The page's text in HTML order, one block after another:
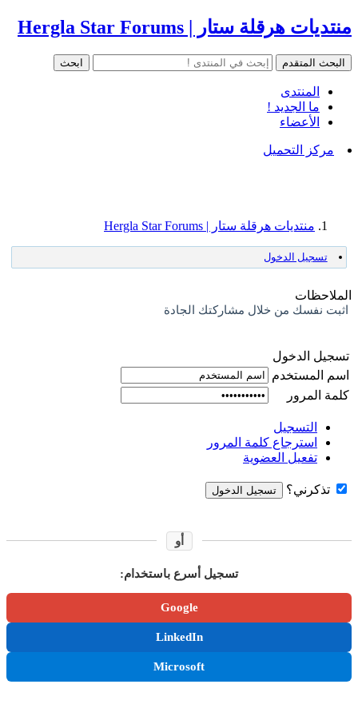
منتديات هرقلة ستار | Hergla Star Forums
المنتدى
ما الجديد !
الأعضاء
مركز التحميل
منتديات هرقلة ستار | Hergla Star Forums
تسجيل الدخول
الملاحظات
اثبت نفسك من خلال مشاركتك الجادة
تسجيل الدخول
اسم المستخدم
كلمة المرور
التسجيل
استرجاع كلمة المرور
تفعيل العضوية
تذكرني؟
أو
تسجيل أسرع باستخدام:
Google
LinkedIn
Microsoft